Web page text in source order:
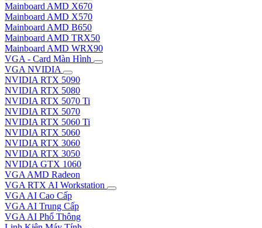
Mainboard AMD X670
Mainboard AMD X570
Mainboard AMD B650
Mainboard AMD TRX50
Mainboard AMD WRX90
VGA - Card Màn Hình
VGA NVIDIA
NVIDIA RTX 5090
NVIDIA RTX 5080
NVIDIA RTX 5070 Ti
NVIDIA RTX 5070
NVIDIA RTX 5060 Ti
NVIDIA RTX 5060
NVIDIA RTX 3060
NVIDIA RTX 3050
NVIDIA GTX 1060
VGA AMD Radeon
VGA RTX AI Workstation
VGA AI Cao Cấp
VGA AI Trung Cấp
VGA AI Phổ Thông